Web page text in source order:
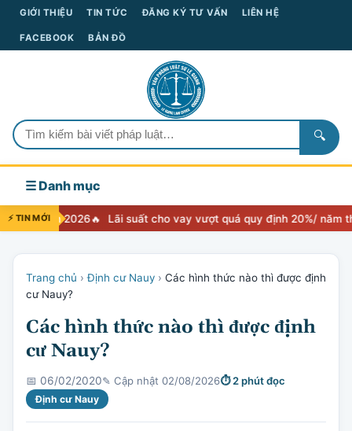
GIỚI THIỆU TIN TỨC ĐĂNG KÝ TƯ VẤN LIÊN HỆ
FACEBOOK BẢN ĐỒ
🔍
☰ Danh mục
⚡ TIN MỚI
2026 Lãi suất cho vay vượt quá quy định 20%/ năm thì xử lý
Trang chủ ›Định cư Nauy › Các hình thức nào thì được định
cư Nauy?
Các hình thức nào thì được định
cư Nauy?
📅 06/02/2020✎ Cập nhật 02/08/2026⏱ 2 phút đọc
Định cư Nauy